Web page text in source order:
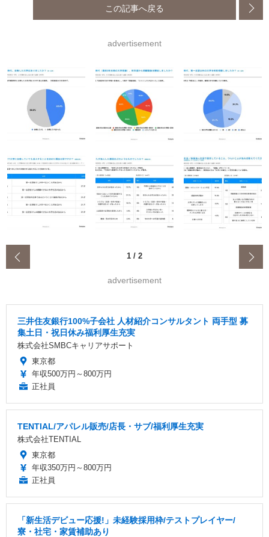
この記事へ戻る
advertisement
1 / 2
advertisement
三井住友銀行100%子会社 人材紹介コンサルタント 両手型 募
集土日・祝日休み福利厚生充実
株式会社SMBCキャリアサポート
東京都
年収500万円～800万円
正社員
TENTIAL/アパレル販売/店長・サブ/福利厚生充実
株式会社TENTIAL
東京都
年収350万円～800万円
正社員
「新生活デビュー応援!」未経験採用枠/テストプレイヤー/
寮・社宅・家賃補助あり